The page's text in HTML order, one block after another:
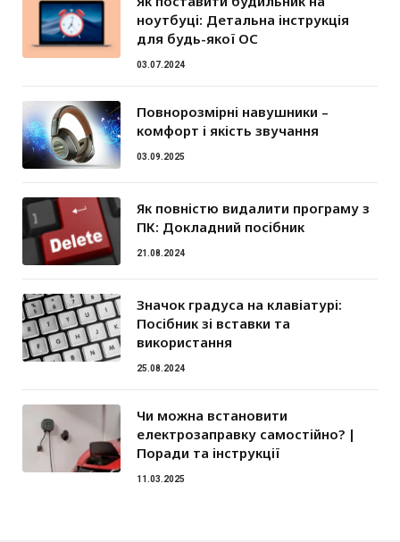
ноутбуці: Детальна інструкція
для будь-якої ОС
03.07.2024
Повнорозмірні навушники –
комфорт і якість звучання
03.09.2025
Як повністю видалити програму з
ПК: Докладний посібник
21.08.2024
Значок градуса на клавіатурі:
Посібник зі вставки та
використання
25.08.2024
Чи можна встановити
електрозаправку самостійно? |
Поради та інструкції
11.03.2025